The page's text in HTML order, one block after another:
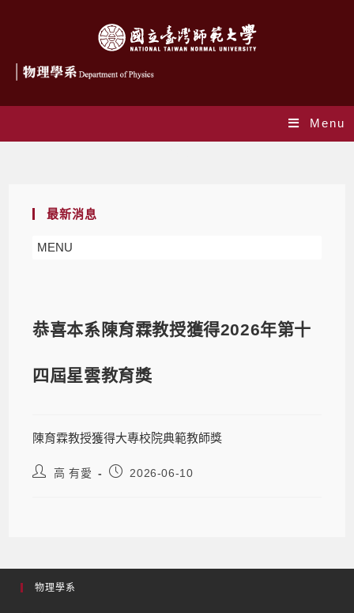
Menu
最新消息
MENU
恭喜本系陳育霖教授獲得2026年第十
四屆星雲教育獎
陳育霖教授獲得大專校院典範教師獎
高 有愛 2026-06-10
物理學系